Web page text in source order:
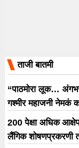
ताजी बातमी
“पाठमोरा लूक…
गश्मीर महाजनी नेमकं
200 पेक्षा अधिक
लैंगिक शोषणप्रकरणी